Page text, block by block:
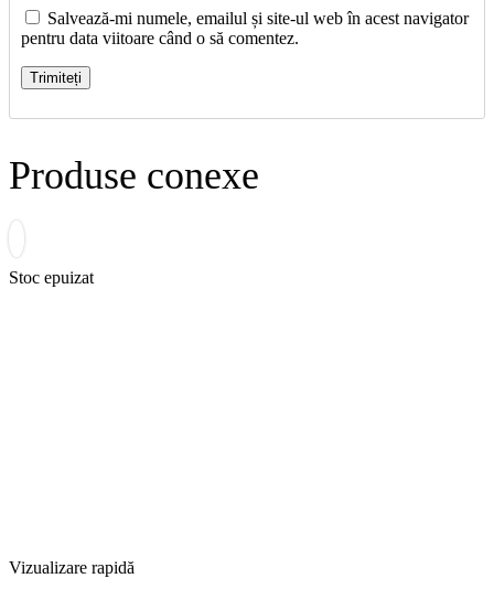
Salvează-mi numele, emailul și site-ul web în acest navigator
pentru data viitoare când o să comentez.
Produse conexe
Stoc epuizat
Vizualizare rapidă